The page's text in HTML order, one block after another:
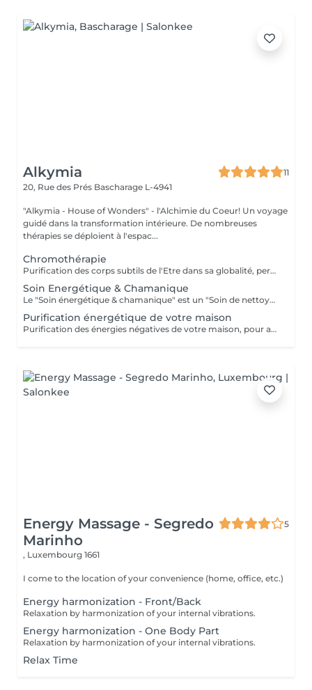
Alkymia
11
20, Rue des Prés Bascharage L-4941
"Alkymia - House of Wonders" - l'Alchimie du Coeur! Un voyage
guidé dans la transformation intérieure. De nombreuses
thérapies se déploient à l'espac...
Chromothérapie
Purification des corps subtils de l'Etre dans sa globalité, permet une meilleure connexion à soi, une relaxation intense, un meilleur ancrage et une clarté d'esprit...
Soin Energétique & Chamanique
Le "Soin énergétique & chamanique" est un "Soin de nettoyage spirituel" qui vous aidera à connaître efficacement et à éradiquer toute attaque sur vos énergies. Le nettoyage de votre champ d'énergie vous permettra de vivre en harmonie et en harmonie avec le flux positif d'énergie dans l'Univers. Vous apprendrez à transformer votre vie et à profiter d'un plus grand équilibre et d'une plus grande paix. Ce nettoyage vous protégera des mauvaises énergies, de l'envie, des cordons d'énergie, des vampires psychiques et de toutes sortes d'énergies néfastes qui ne vous ***Des Forfaits - pack de plusieurs Séances en fonction des blocages à traiter sont en place sur demande***
Purification énergétique de votre maison
Purification des énergies négatives de votre maison, pour améliorer votre bien-être, surtout lors de changements de vie ou après des événements marquants. Je vous conseillerais également sur les méthodes adéquates d'entretien et de purification suivant votre demeure et la localisation de celle-ci. Inclus dans le tarif, mon déplacement à votre domicile. *** Pour ce service; je vous contacterais suite à votre réservation. Ceci pour demander des renseignements au sujet des dimensions de votre habitation, adresse etc. Pour des raisons d'organisation et d'engagement sérieux de votre part, un acompte de 100€ est demandé et est à payer pour valider cette prestation, ceci de suite après votre réservation. L'acompte sera déduit du solde, qui celui-ci sera à payer sur place à la fin du travail. En cas de non respect du RV, l'acompte ne sera pas remboursé. Est à considérer un RV non respecté lorsque: => Vous n'êtes pas à votre domicile quand je me déplacerais chez vous. => Un RV décommandé moins de 24 hrs avant le RV fixé. Le paiement de l'acompte peut se faire par; => Payconiq (s/n° 00352 691 888 051) ou => Par virement à la Banque Raiffeisen LU46 0099 7800 0099 7882 Nom du bénéficiaire: Helena SCHREIBER-ALVES TEIXEIRA Merci pour votre compréhension.
Energy Massage - Segredo
Marinho
5
, Luxembourg 1661
I come to the location of your convenience (home, office, etc.)
Energy harmonization - Front/Back
Relaxation by harmonization of your internal vibrations.
Energy harmonization - One Body Part
Relaxation by harmonization of your internal vibrations.
Relax Time